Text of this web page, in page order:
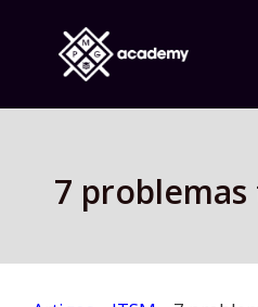
7 problemas